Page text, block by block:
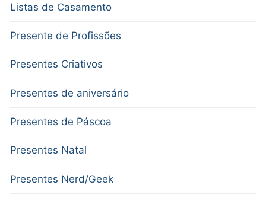
Listas de Casamento
Presente de Profissões
Presentes Criativos
Presentes de aniversário
Presentes de Páscoa
Presentes Natal
Presentes Nerd/Geek